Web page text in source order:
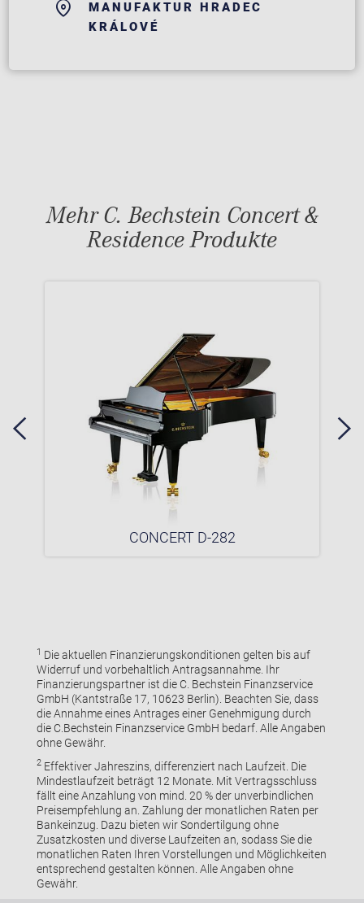
MANUFAKTUR HRADEC
KRÁLOVÉ
Mehr C. Bechstein Concert &
Residence Produkte
CONCERT D-282
1 Die aktuellen Finanzierungskonditionen gelten bis auf
Widerruf und vorbehaltlich Antragsannahme. Ihr
Finanzierungspartner ist die C. Bechstein Finanzservice
GmbH (Kantstraße 17, 10623 Berlin). Beachten Sie, dass
die Annahme eines Antrages einer Genehmigung durch
die C.Bechstein Finanzservice GmbH bedarf. Alle Angaben
ohne Gewähr.
2Effektiver Jahreszins, differenziert nach Laufzeit. Die
Mindestlaufzeit beträgt 12 Monate. Mit Vertragsschluss
fällt eine Anzahlung von mind. 20 % der unverbindlichen
Preisempfehlung an. Zahlung der monatlichen Raten per
Bankeinzug. Dazu bieten wir Sondertilgung ohne
Zusatzkosten und diverse Laufzeiten an, sodass Sie die
monatlichen Raten Ihren Vorstellungen und Möglichkeiten
entsprechend gestalten können. Alle Angaben ohne
Gewähr.